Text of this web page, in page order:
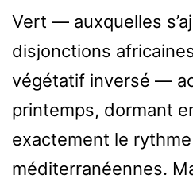
Vert — auxquelles
disjonctions
végétatif inversé —
printemps, dormant
exactement le
méditerranéennes.